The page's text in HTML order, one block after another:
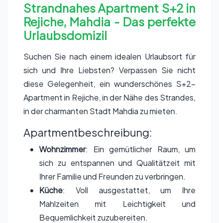
Strandnahes Apartment S+2 in
Rejiche, Mahdia - Das perfekte
Urlaubsdomizil
Suchen Sie nach einem idealen Urlaubsort für
sich und Ihre Liebsten? Verpassen Sie nicht
diese Gelegenheit, ein wunderschönes S+2-
Apartment in Rejiche, in der Nähe des Strandes,
in der charmanten Stadt Mahdia zu mieten.
Apartmentbeschreibung:
Wohnzimmer: Ein gemütlicher Raum, um
sich zu entspannen und Qualitätzeit mit
Ihrer Familie und Freunden zu verbringen.
Küche: Voll ausgestattet, um Ihre
Mahlzeiten mit Leichtigkeit und
Bequemlichkeit zuzubereiten.